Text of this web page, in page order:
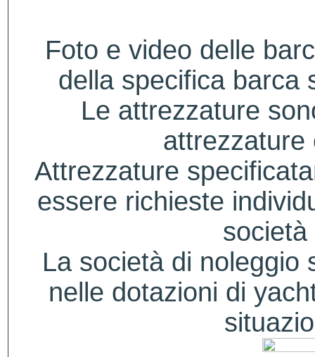
Foto e video delle
della specifica barca
Le attrezzature
attrezzature
Attrezzature
essere richieste
La società di noleggio
nelle dotazioni di